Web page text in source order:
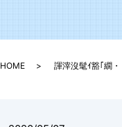
HOME 諢滓沒髦ｲ豁｢繝